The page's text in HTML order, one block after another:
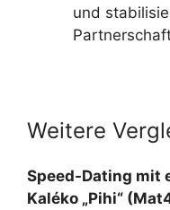
und
Weitere
Speed-Dating mit
Kaléko „Pihi“